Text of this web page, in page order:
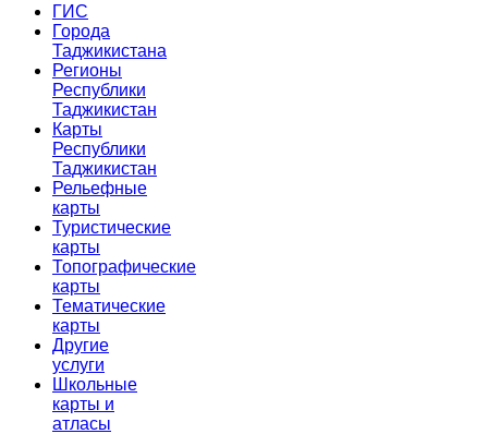
ГИС
Города
Таджикистана
Регионы
Республики
Таджикистан
Карты
Республики
Таджикистан
Рельефные
карты
Туристические
карты
Топографические
карты
Тематические
карты
Другие
услуги
Школьные
карты и
атласы